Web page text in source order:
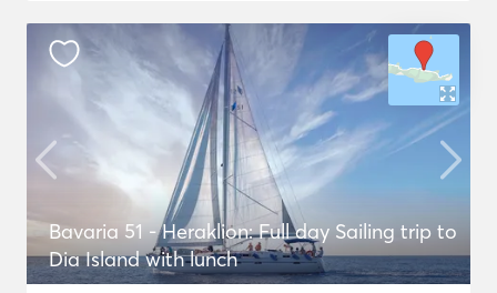
Bavaria 51 - Heraklion: Full day Sailing trip to
Dia Island with lunch